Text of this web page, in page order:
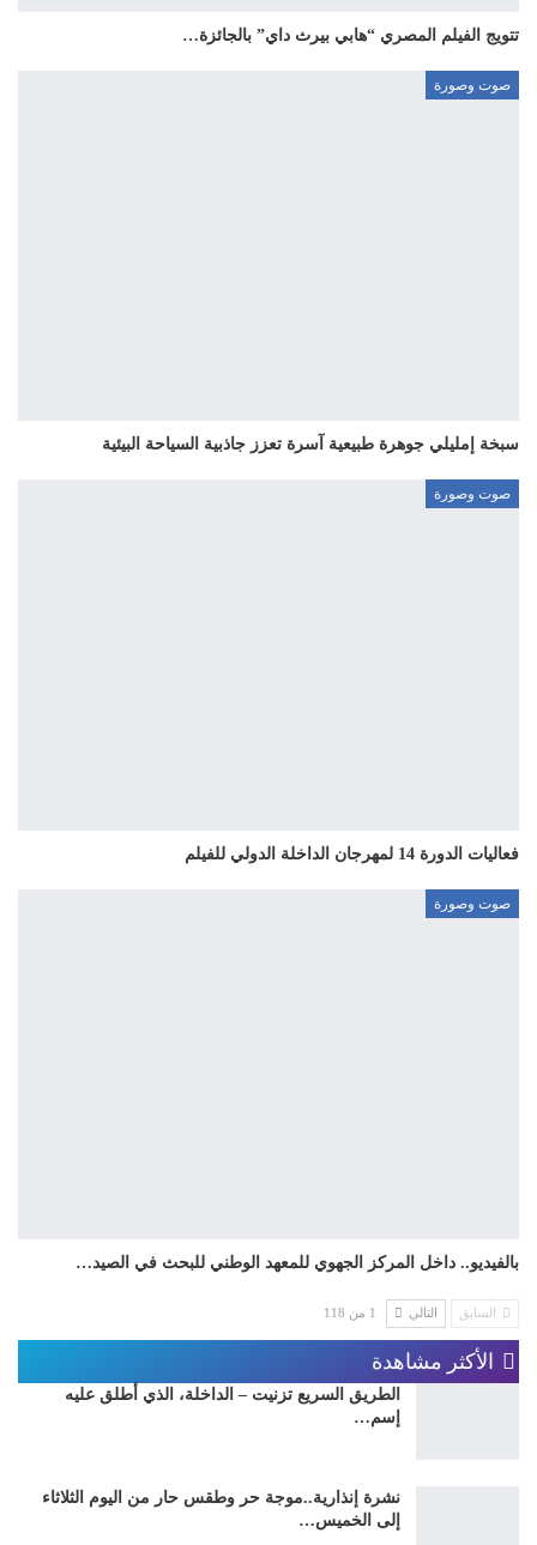
تتويج الفيلم المصري “هابي بيرث داي” بالجائزة…
صوت وصورة
سبخة إمليلي جوهرة طبيعية آسرة تعزز جاذبية السياحة البيئية
صوت وصورة
فعاليات الدورة 14 لمهرجان الداخلة الدولي للفيلم
صوت وصورة
بالفيديو.. داخل المركز الجهوي للمعهد الوطني للبحث في الصيد…
السابق التالي 1 من 118
الأكثر مشاهدة
الطريق السريع تزنيت – الداخلة، الذي أطلق عليه
إسم…
نشرة إنذارية..موجة حر وطقس حار من اليوم الثلاثاء
إلى الخميس…